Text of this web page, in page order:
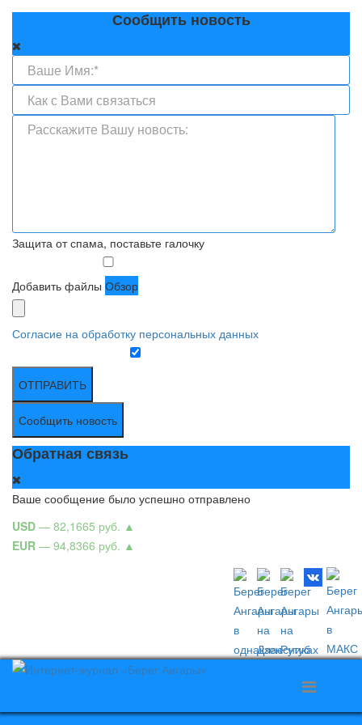
Сообщить новость
Защита от спама, поставьте галочку
Добавить файлы Обзор
Согласие на обработку персональных данных
ОТПРАВИТЬ
Сообщить новость
Обратная связь
Ваше сообщение было успешно отправлено
USD — 82,1665 руб. ▲
EUR — 94,8366 руб. ▲